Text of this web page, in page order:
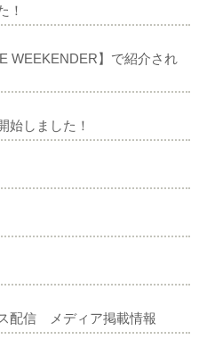
！
WEEKENDER】で紹介され
始しました！
配信 メディア掲載情報